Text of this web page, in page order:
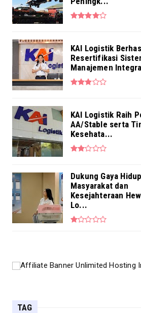
Aug 04, 2026
Pekerja BRI Region 6
Pengajian Bersama
Aug 03, 2026
KAI Logistik
Resertifikasi
Manajemen
KAI Logistik Raih
AA/Stable serta
Kesehata...
Dukung Gaya Hidup
Masyarakat dan
Kesejahteraan
Lo...
TAG